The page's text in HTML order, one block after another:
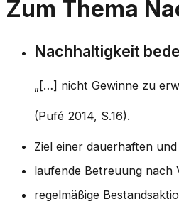
Zum Thema
Nachhaltigkeit
„[…] nicht Gewinne zu
(Pufé 2014, S.16).
Ziel einer dauerhaften
laufende Betreuung nach
regelmäßige